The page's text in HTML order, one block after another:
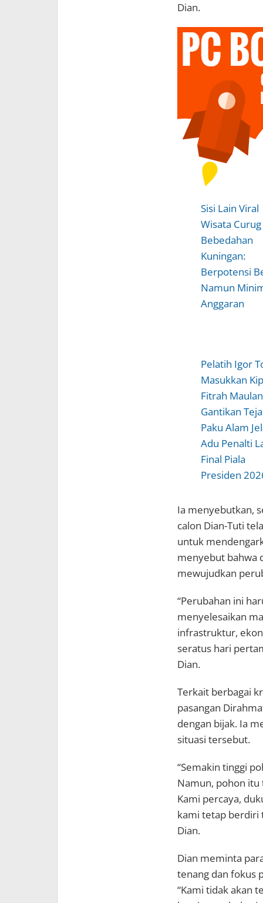
Dian.
Sisi Lain Viral
Wisata Curug
Bebedahan
Kuningan:
Berpotensi
Namun
Anggaran
Pelatih Igor
Masukkan
Fitrah
Gantikan Teja
Paku Alam
Adu Penalti
Final Piala
Presiden
Ia menyebutkan,
calon Dian-Tuti
untuk
menyebut bahwa
mewujudkan
“Perubahan ini
menyelesaikan
infrastruktur,
seratus hari
Dian.
Terkait berbagai
pasangan
dengan bijak. Ia
situasi tersebut.
“Semakin tinggi
Namun, pohon itu
Kami percaya,
kami tetap berdiri
Dian.
Dian meminta
tenang dan fokus
“Kami tidak akan